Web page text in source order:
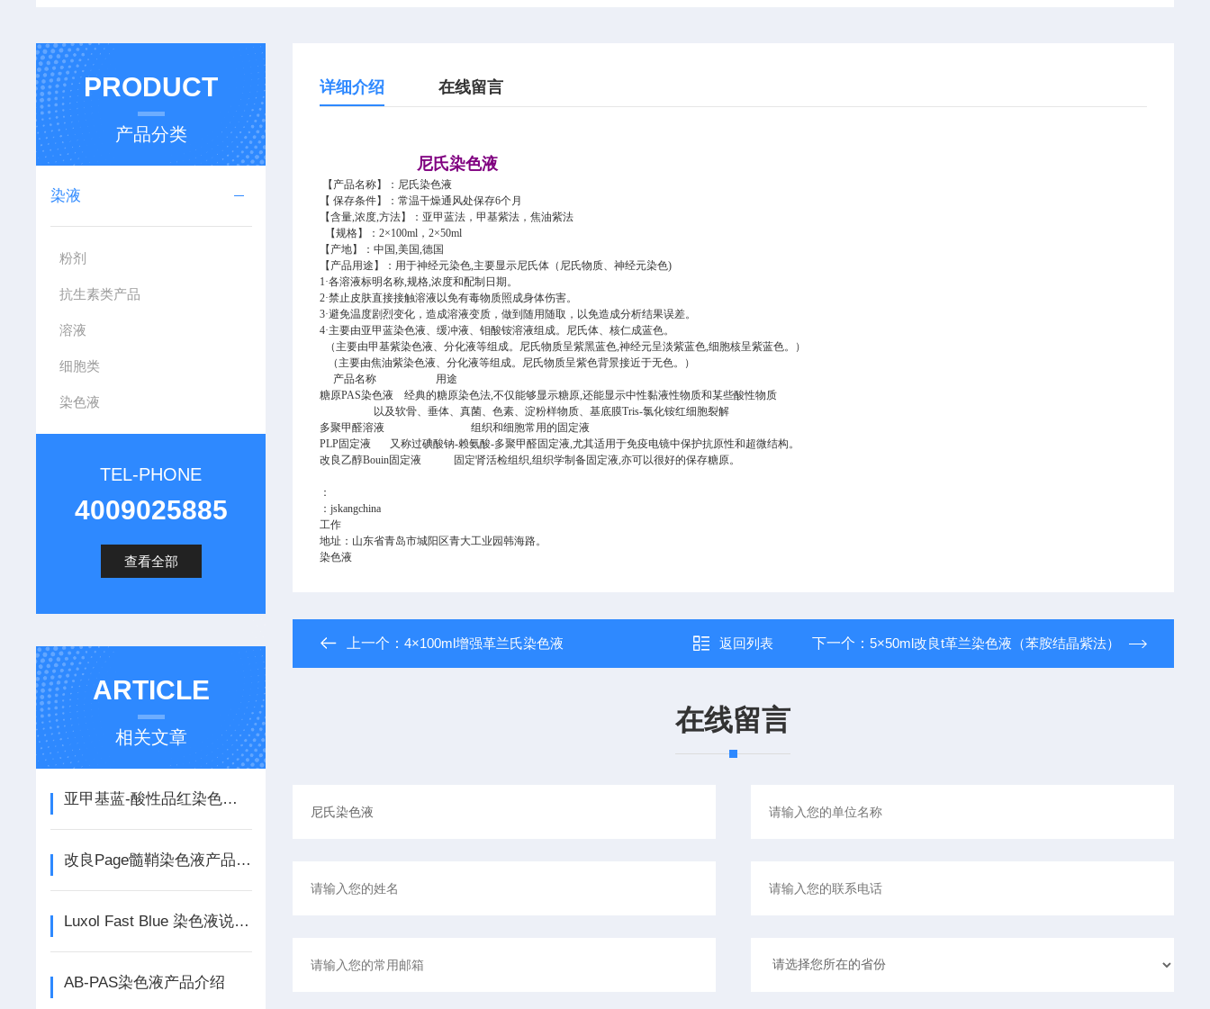
详细介绍 在线留言
尼氏染色液
【产品名称】： 尼氏染色液
【 保存条件】
：常温干燥通风处保存6个月
【含量,浓度,方法】：亚甲蓝法 ，甲基紫法，焦油紫法
【规格】：2×100ml，2×50ml
【产地】：中国,美国,德国
【产品用途】： 用于神经元染色,主要显示尼氏体（尼氏物质、神经元染色)
1·各溶液标明名称,规格,浓度和配制日期。
2·禁止皮肤直接接触溶液以免有毒物质照成身体伤害。
3·避免温度剧烈变化，造成溶液变质，做到随用随取，以免造成分析结果误差。
4·主要由亚甲蓝染色液、缓冲液、钼酸铵溶液组成。尼氏体、核仁成蓝色。
（主要由甲基紫染色液、分化液等组成。尼氏物质呈紫黑蓝色,神经元呈淡紫蓝色,细胞核呈紫蓝色。）
（主要由焦油紫染色液、分化液等组成。尼氏物质呈紫色背景接近于无色。）
产品名称
用途
糖原PAS染色液经典的糖原染色法,不仅能够显示糖原,还能显示中性黏液性物质和某些酸性物质
以及软骨、垂体、真菌、色素、淀粉样物质、基底膜Tris-氯化铵红细胞裂解
多聚甲醛溶液 组织和细胞常用的固定液
PLP固定液 又称过碘酸钠-赖氨酸-多聚甲醛固定液,尤其适用于免疫电镜中保护抗原性和超微结构。
改良乙醇Bouin固定液 固定肾活检组织,组织学制备固定液,亦可以很好的保存糖原。
：
：jskangchina
工作
地址：山东省青岛市城阳区青大工业园韩海路。
染色液
上一个：4×100ml增强革兰氏染色液 返回列表 下一个： 5×50ml改良t革兰染色液（苯胺结晶紫法）
在线留言
PRODUCT
产品分类
染液
粉剂
抗生素类产品
溶液
细胞类
染色液
TEL-PHONE
4009025885
查看全部
ARTICLE
相关文章
亚甲基蓝-酸性品红染色液产品介绍
改良Page髓鞘染色液产品介绍
Luxol Fast Blue 染色液说明书
AB-PAS染色液产品介绍